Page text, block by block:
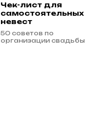
Чек-лист для
самостоятельных
невест
50 советов по
организации свадьбы